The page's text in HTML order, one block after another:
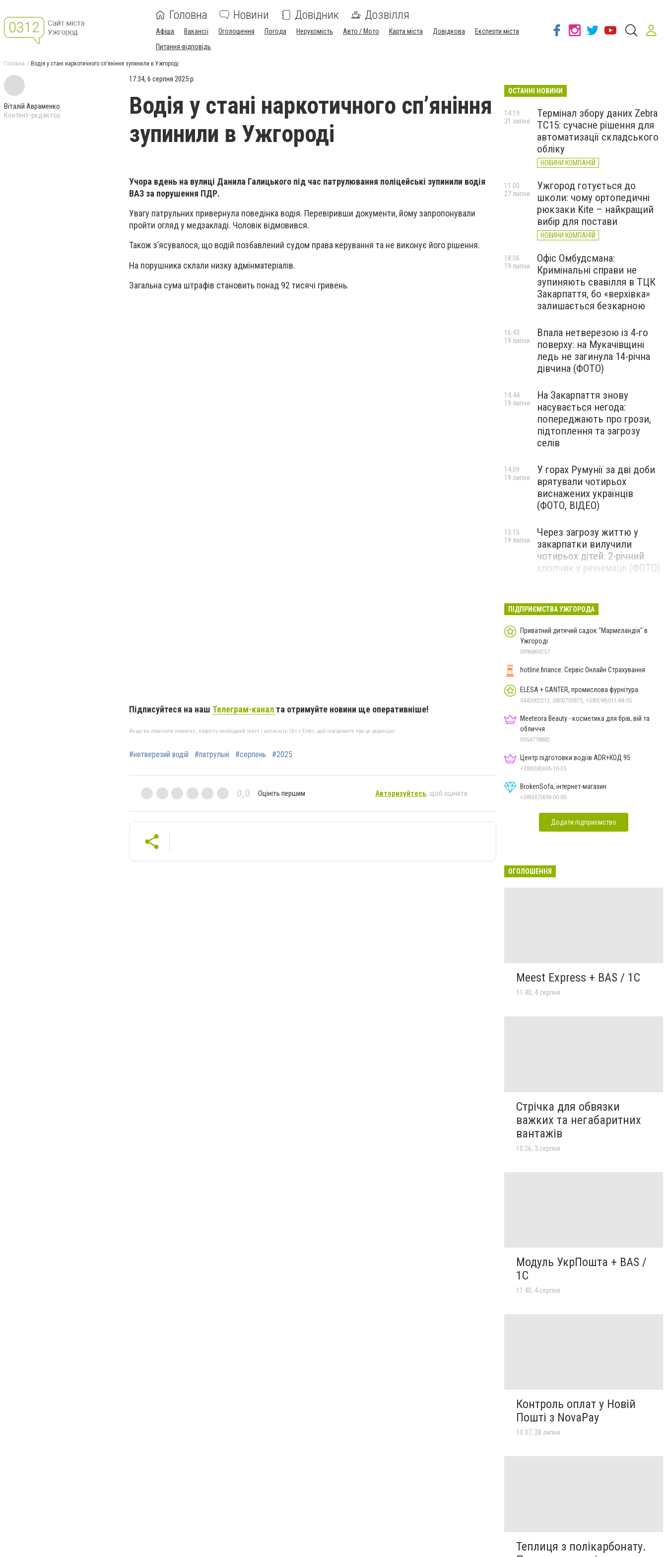
Головна Новини Довідник Дозвілля
Афіша Вакансії Оголошення Погода Нерухомість Авто / Мото Карта міста Довідкова
Експерти міста
Питання-відповідь
Головна Водія у стані наркотичного сп’яніння зупинили в Ужгороді
Віталій Авраменко
Контент-редактор
17:34, 6 серпня 2025 р.
Водія у стані наркотичного сп’яніння
зупинили в Ужгороді
Учора вдень на вулиці Данила Галицького під час патрулювання поліцейські зупинили водія
ВАЗ за порушення ПДР.
Увагу патрульних привернула поведінка водія. Перевіривши документи, йому запропонували
пройти огляд у медзакладі. Чоловік відмовився.
Також зʼясувалося, що водій позбавлений судом права керування та не виконує його рішення.
На порушника склали низку адмінматеріалів.
Загальна сума штрафів становить понад 92 тисячі гривень.
Підписуйтеся на наш Телеграм-каналта отримуйте новини ще оперативніше!
Якщо ви помітили помилку, виділіть необхідний текст і натисніть Ctrl + Enter, щоб повідомити про це редакцію
#нетверезий водій #патрульні #серпень #2025
0,0 Оцініть першим Авторизуйтесь, щоб оцінити
ОСТАННІ НОВИНИ
Термінал збору даних Zebra
TC15: сучасне рішення для
автоматизації складського
обліку
НОВИНИ КОМПАНІЙ
14:19
31 липня
Ужгород готується до
школи: чому ортопедичні
рюкзаки Kite – найкращий
вибір для постави
НОВИНИ КОМПАНІЙ
11:00
27 липня
Офіс Омбудсмана:
Кримінальні справи не
зупиняють свавілля в ТЦК
Закарпаття, бо «верхівка»
залишається безкарною
18:06
19 липня
Впала нетверезою із 4-го
поверху: на Мукачівщині
ледь не загинула 14-річна
дівчина (ФОТО)
16:43
19 липня
На Закарпаття знову
насувається негода:
попереджають про грози,
підтоплення та загрозу
селів
14:44
19 липня
У горах Румунії за дві доби
врятували чотирьох
виснажених українців
(ФОТО, ВІДЕО)
14:09
19 липня
Через загрозу життю у
закарпатки вилучили
чотирьох дітей: 2-річний
хлопчик у реанімації (ФОТО)
13:15
19 липня
полеглим захисником
Артемом Ромчаком
19 липня
ПІДПРИЄМСТВА УЖГОРОДА
Приватний дитячий садок "Мармеландія" в
Ужгороді
0996869257
hotline.finance: Сервіс Онлайн Страхування
ELESA + GANTER, промислова фурнітура
0443002212, 0800750875, +380(98)011-84-55
Meeteora Beauty - косметика для брів, вій та
обличчя
0954778882
Центр підготовки водіїв ADR+КОД 95
+380(68)606-10-35
BrokenSofa, інтернет-магазин
+380(67)694-00-00
Додати підприємство
ОГОЛОШЕННЯ
Meest Express + BAS / 1C
11:40, 4 серпня
Стрічка для обвязки
важких та негабаритних
вантажів
10:26, 3 серпня
Модуль УкрПошта + BAS /
1C
11:40, 4 серпня
Контроль оплат у Новій
Пошті з NovaPay
10:37, 28 липня
Теплиця з полікарбонату.